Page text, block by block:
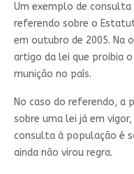
Um exemplo de
referendo sobre o
em outubro de 2005. Na
artigo da lei que proibia
munição no país.
No caso do referendo, a
sobre uma lei já em
consulta à população é
ainda não virou regra.